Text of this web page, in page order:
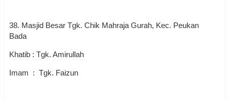
38. Masjid Besar Tgk. Chik Mahraja Gurah, Kec. Peukan
Bada
Khatib : Tgk. Amirullah
Imam : Tgk. Faizun